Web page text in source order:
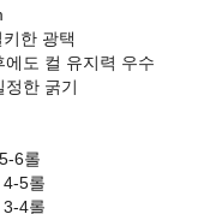
한 광택
에도 컬 유지력 우수
한 굵기
6롤
5롤
4롤